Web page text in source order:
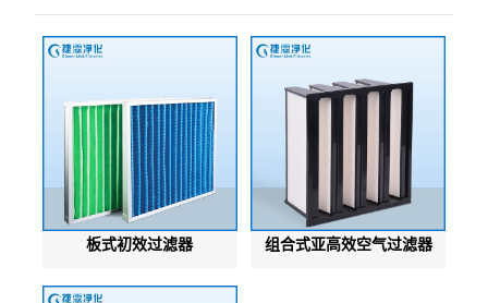
板式初效过滤器 组合式亚高效空气过滤器